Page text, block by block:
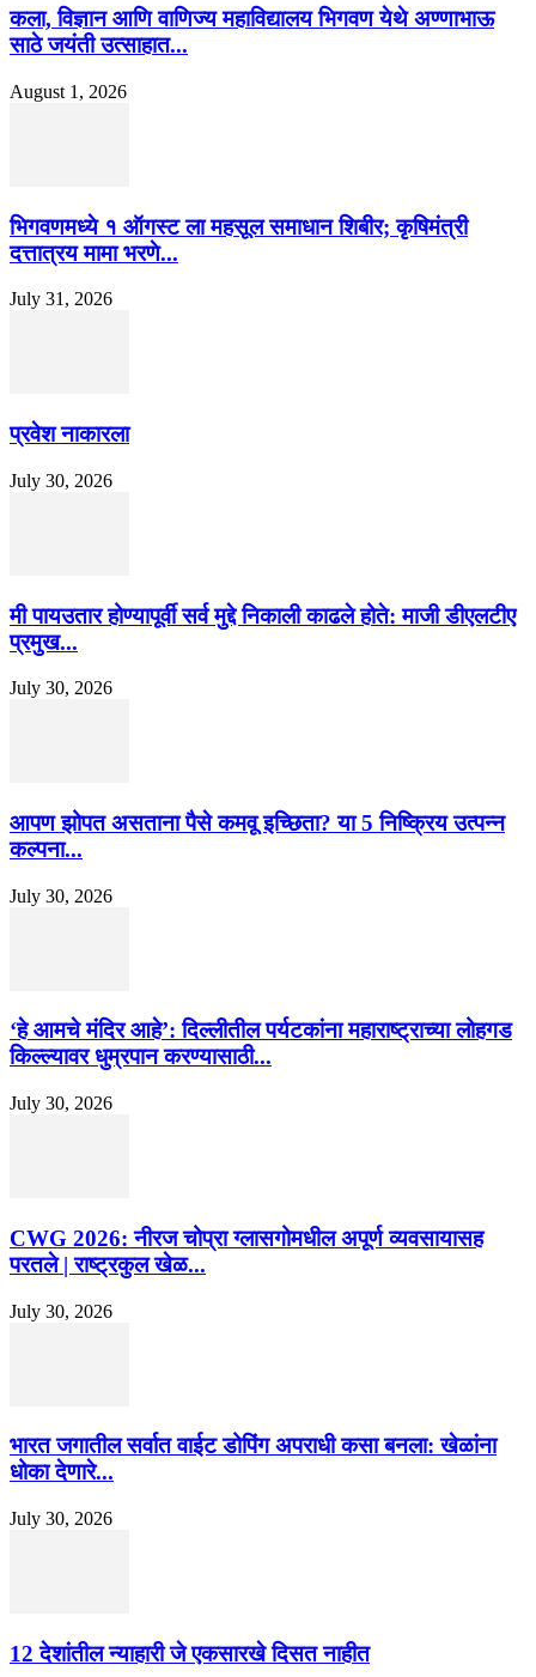
कला, विज्ञान आणि वाणिज्य महाविद्यालय भिगवण येथे अण्णाभाऊ
साठे जयंती उत्साहात...
August 1, 2026
भिगवणमध्ये १ ऑगस्ट ला महसूल समाधान शिबीर; कृषिमंत्री
दत्तात्रय मामा भरणे...
July 31, 2026
प्रवेश नाकारला
July 30, 2026
मी पायउतार होण्यापूर्वी सर्व मुद्दे निकाली काढले होते: माजी डीएलटीए
प्रमुख...
July 30, 2026
आपण झोपत असताना पैसे कमवू इच्छिता? या 5 निष्क्रिय उत्पन्न
कल्पना...
July 30, 2026
‘हे आमचे मंदिर आहे’: दिल्लीतील पर्यटकांना महाराष्ट्राच्या लोहगड
किल्ल्यावर धुम्रपान करण्यासाठी...
July 30, 2026
CWG 2026: नीरज चोप्रा ग्लासगोमधील अपूर्ण व्यवसायासह
परतले | राष्ट्रकुल खेळ...
July 30, 2026
भारत जगातील सर्वात वाईट डोपिंग अपराधी कसा बनला: खेळांना
धोका देणारे...
July 30, 2026
12 देशांतील न्याहारी जे एकसारखे दिसत नाहीत